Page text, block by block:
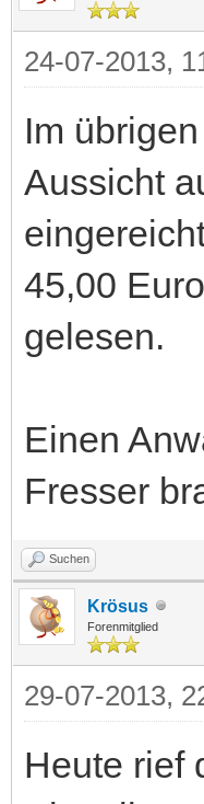
24-07-2013,
Im
Aussicht
45,00
gelesen.
Einen
Fresser
Suchen
Krösus
Forenmitglied
29-07-2013,
Heute rief